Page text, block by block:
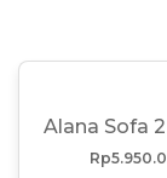
Alana Sofa
Rp